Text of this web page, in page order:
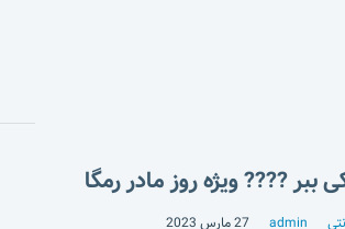
ببر ???? ویژه روز مادر رمگا
admin 27 مارس 2023